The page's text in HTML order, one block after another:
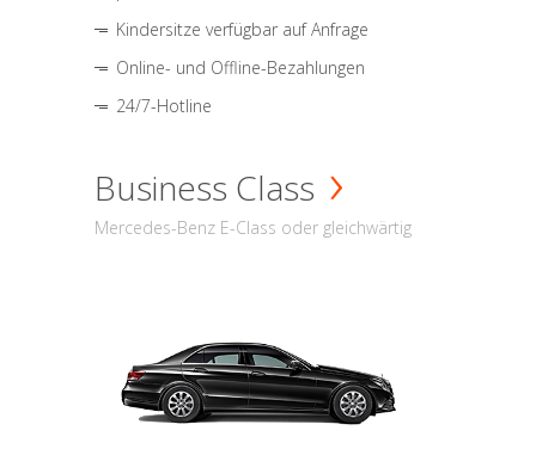
Kindersitze verfügbar auf Anfrage
Online- und Offline-Bezahlungen
24/7-Hotline
Business Class
Mercedes-Benz E-Class oder gleichwärtig